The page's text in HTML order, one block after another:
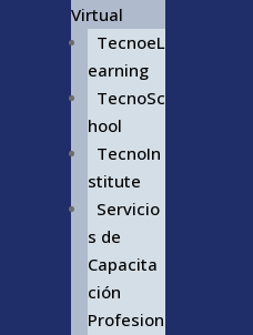
Virtual
TecnoeL
earning
TecnoSc
hool
TecnoIn
stitute
Servicio
s de
Capacita
ción
Profesion